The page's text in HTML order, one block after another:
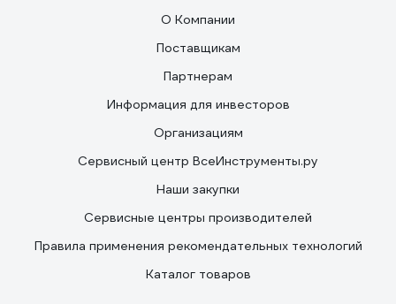
О Компании
Поставщикам
Партнерам
Информация для инвесторов
Организациям
Сервисный центр ВсеИнструменты.ру
Наши закупки
Сервисные центры производителей
Правила применения рекомендательных технологий
Каталог товаров